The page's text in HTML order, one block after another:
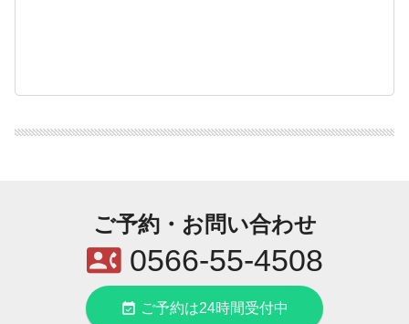
ご予約・お問い合わせ
contact_phone0566-55-4508
event_available ご予約は24時間受付中